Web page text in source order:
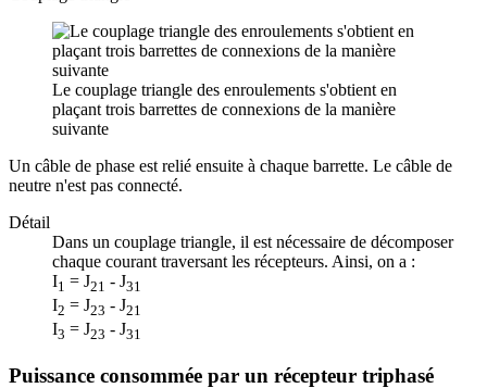
Le couplage triangle des enroulements s'obtient en
plaçant trois barrettes de connexions de la manière
suivante
Un câble de phase est relié ensuite à chaque barrette. Le câble de
neutre n'est pas connecté.
Détail
Dans un couplage triangle, il est nécessaire de décomposer
chaque courant traversant les récepteurs. Ainsi, on a :
I1 = J21 - J31
I2 = J23 - J21
I3 = J23 - J31
Puissance consommée par un récepteur triphasé